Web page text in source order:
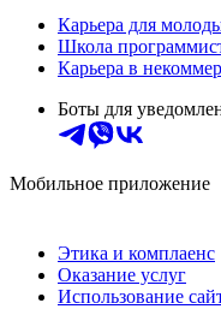
Карьера для
Школа
Карьера в
Боты для
Мобильное приложение
Этика и комплаенс
Оказание услуг
Использование